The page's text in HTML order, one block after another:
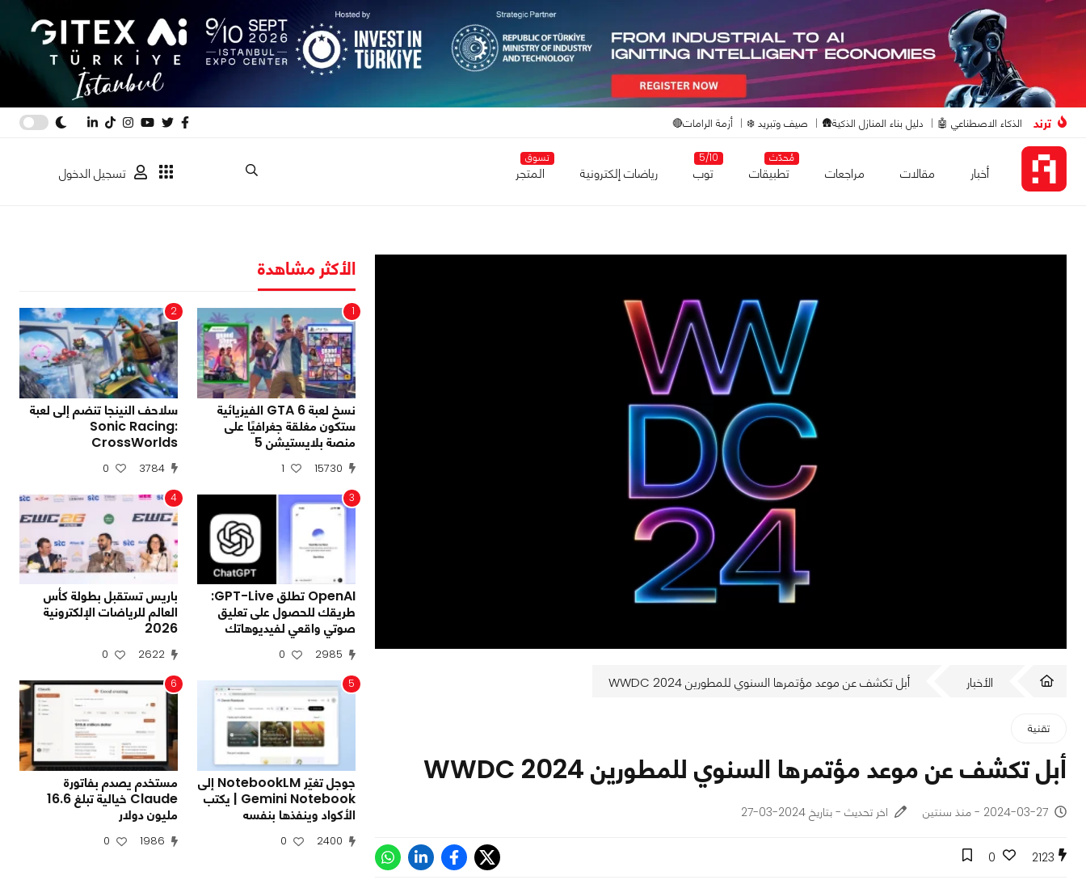
ترند الذكاء الاصطناعي 🤖 دليل بناء المنازل الذكية🛖 صيف وتبريد ❄️ أزمة الرامات🔴
أخبار مقالات مراجعات
مُحدّث
تطبيقات
5/10
توب رياضات إلكترونية
تسوق
المتجر تسجيل الدخول
الأخبار أبل تكشف عن موعد مؤتمرها السنوي للمطورين WWDC 2024
تقنية
أبل تكشف عن موعد مؤتمرها السنوي للمطورين WWDC 2024
2024-03-27 - منذ سنتين اخر تحديث - بتاريخ 2024-03-27
2123
0
الأكثر مشاهدة
1
نسخ لعبة GTA 6 الفيزيائية
ستكون مغلقة جغرافيًا على
منصة بلايستيشن 5
15730
1
2
سلاحف النينجا تنضم إلى لعبة
Sonic Racing:
CrossWorlds
3784
0
3
OpenAI تطلق GPT-Live:
طريقك للحصول على تعليق
صوتي واقعي لفيديوهاتك
2985
0
4
باريس تستقبل بطولة كأس
العالم للرياضات الإلكترونية
2026
2622
0
5
جوجل تغيّر NotebookLM إلى
Gemini Notebook | يكتب
الأكواد وينفذها بنفسه
2400
0
6
مستخدم يصدم بفاتورة
Claude خيالية تبلغ 16.6
مليون دولار
1986
0